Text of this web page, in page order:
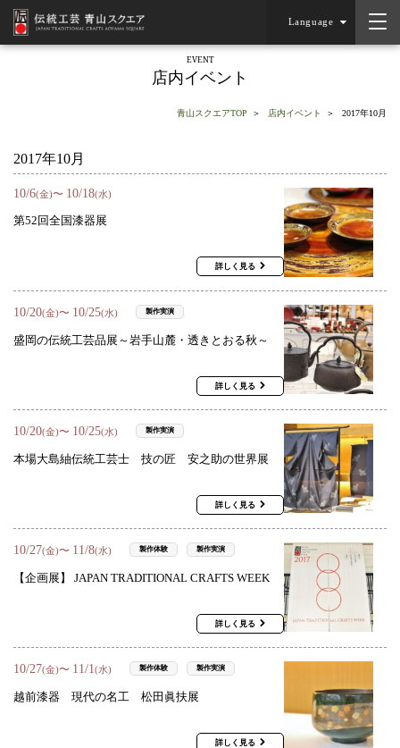
Language
EVENT
店内イベント
青山スクエアTOP 店内イベント 2017年10月
2017年10月
10/6(金)〜 10/18(水)
第52回全国漆器展
詳しく見る
10/20(金)〜 10/25(水) 製作実演
盛岡の伝統工芸品展～岩手山麓・透きとおる秋～
詳しく見る
10/20(金)〜 10/25(水) 製作実演
本場大島紬伝統工芸士 技の匠 安之助の世界展
詳しく見る
10/27(金)〜 11/8(水) 製作体験 製作実演
【企画展】 JAPAN TRADITIONAL CRAFTS WEEK
詳しく見る
10/27(金)〜 11/1(水) 製作体験 製作実演
越前漆器 現代の名工 松田眞扶展
詳しく見る